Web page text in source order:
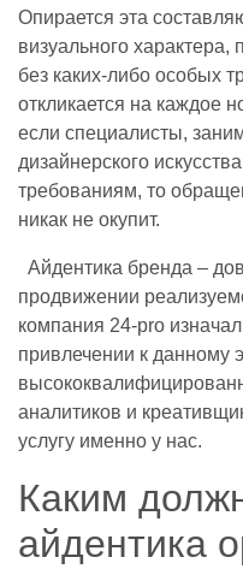
Опирается эта
визуального
без каких-либо особых
откликается на каждое
если специалисты,
дизайнерского
требованиям, то
никак не окупит.
Айдентика бренда –
продвижении
компания 24-pro
привлечении к данному
аналитиков и
услугу именно у нас.
Каким
айдентика